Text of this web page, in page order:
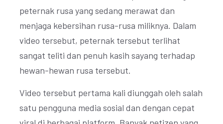
peternak rusa yang sedang merawat dan
menjaga kebersihan rusa-rusa miliknya. Dalam
video tersebut, peternak tersebut terlihat
sangat teliti dan penuh kasih sayang terhadap
hewan-hewan rusa tersebut.
Video tersebut pertama kali diunggah oleh salah
satu pengguna media sosial dan dengan cepat